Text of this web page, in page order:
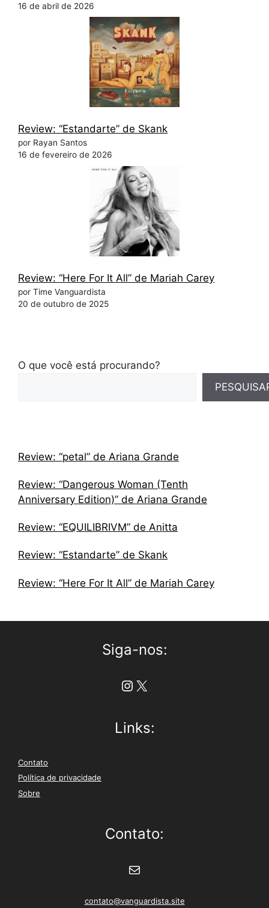
16 de abril de 2026
Review: “Estandarte” de Skank
por Rayan Santos
16 de fevereiro de 2026
Review: “Here For It All” de Mariah Carey
por Time Vanguardista
20 de outubro de 2025
O que você está procurando?
Review: “petal” de Ariana Grande
Review: “Dangerous Woman (Tenth
Anniversary Edition)” de Ariana Grande
Review: “EQUILIBRIVM” de Anitta
Review: “Estandarte” de Skank
Review: “Here For It All” de Mariah Carey
Siga-nos:
Instagram
X
Links:
Contato
Política de privacidade
Sobre
Contato:
E-mail
contato@vanguardista.site